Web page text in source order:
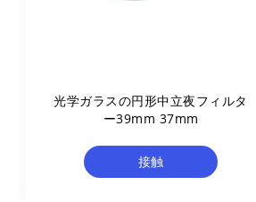
光学ガラスの円形中立夜フィルタ
ー39mm 37mm
接触